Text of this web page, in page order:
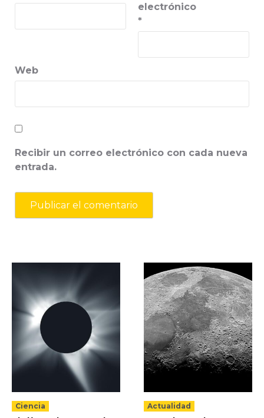
electrónico
*
Web
Recibir un correo electrónico con cada nueva
entrada.
Ciencia Actualidad